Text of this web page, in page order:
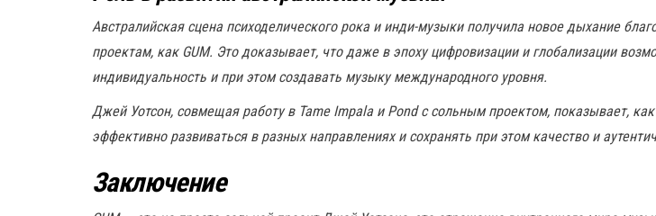
Австралийская сцена психоделического рока и инди-музыки получила новое дыхание
проектам, как GUM. Это доказывает, что даже в эпоху цифровизации и глобализации
индивидуальность и при этом создавать музыку международного уровня.
Джей Уотсон, совмещая работу в Tame Impala и Pond с сольным проектом, показывает,
эффективно развиваться в разных направлениях и сохранять при этом качество и
Заключение